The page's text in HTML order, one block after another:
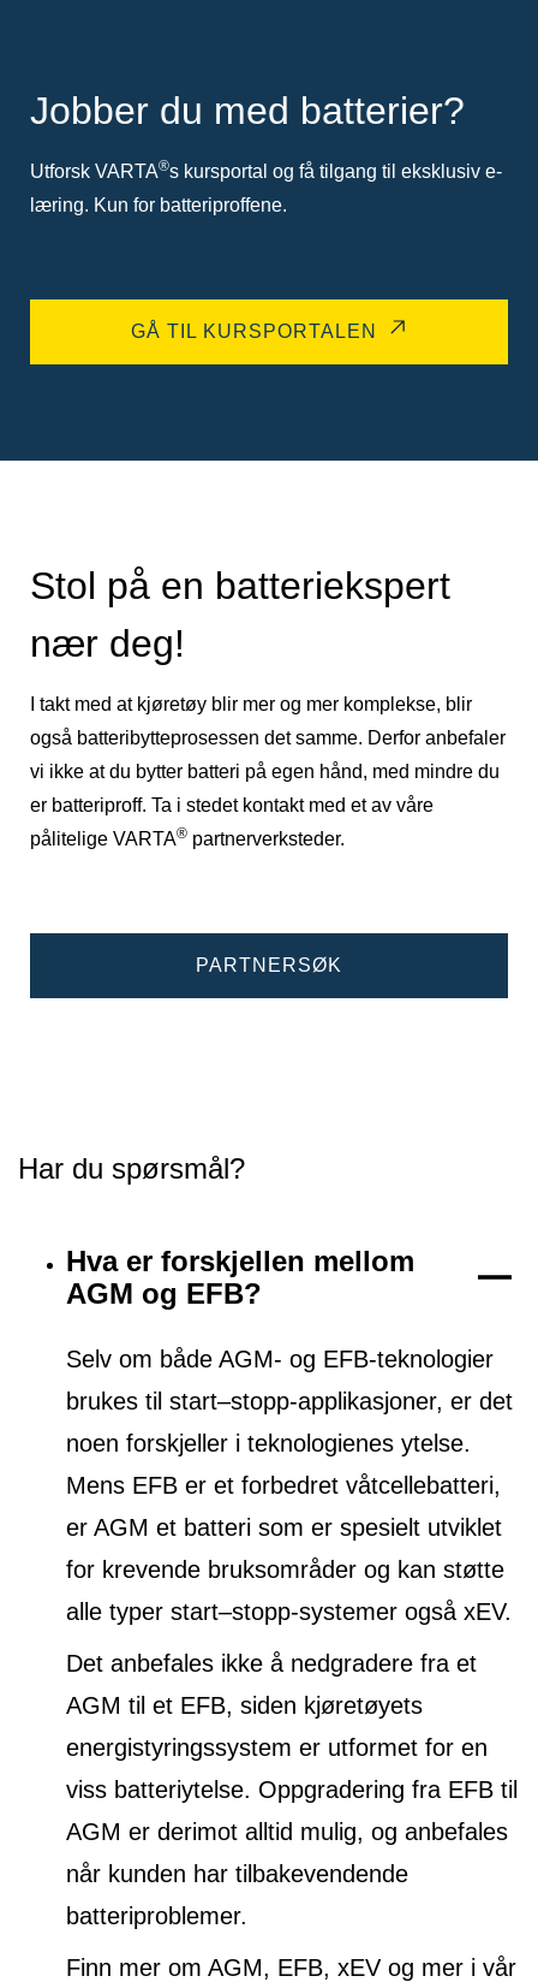
Jobber du med batterier?
Utforsk VARTA®s kursportal og få tilgang til eksklusiv e-
læring. Kun for batteriproffene.
GÅ TIL KURSPORTALEN
Stol på en batteriekspert
nær deg!
I takt med at kjøretøy blir mer og mer komplekse, blir
også batteribytteprosessen det samme. Derfor anbefaler
vi ikke at du bytter batteri på egen hånd, med mindre du
er batteriproff. Ta i stedet kontakt med et av våre
pålitelige VARTA® partnerverksteder.
PARTNERSØK
Har du spørsmål?
Hva er forskjellen mellom
AGM og EFB?
Selv om både AGM- og EFB-teknologier
brukes til start–stopp-applikasjoner, er det
noen forskjeller i teknologienes ytelse.
Mens EFB er et forbedret våtcellebatteri,
er AGM et batteri som er spesielt utviklet
for krevende bruksområder og kan støtte
alle typer start–stopp-systemer også xEV.
Det anbefales ikke å nedgradere fra et
AGM til et EFB, siden kjøretøyets
energistyringssystem er utformet for en
viss batteriytelse. Oppgradering fra EFB til
AGM er derimot alltid mulig, og anbefales
når kunden har tilbakevendende
batteriproblemer.
Finn mer om AGM, EFB, xEV og mer i vår